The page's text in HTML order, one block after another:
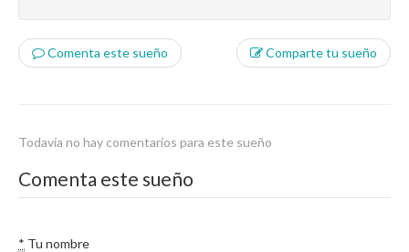
Comenta este sueño Comparte tu sueño
Todavía no hay comentarios para este sueño
Comenta este sueño
* Tu nombre